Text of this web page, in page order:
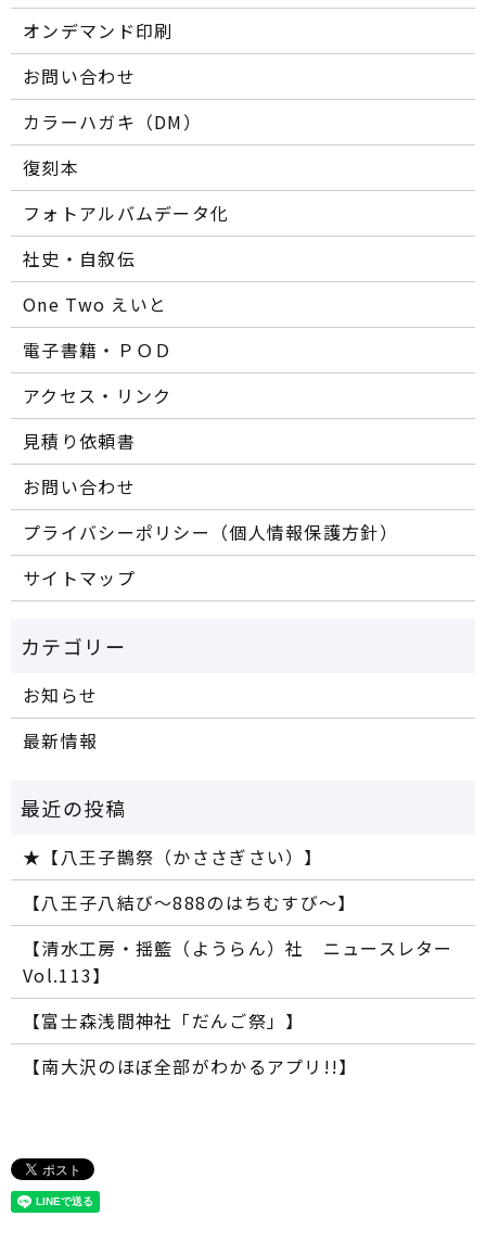
オンデマンド印刷
お問い合わせ
カラーハガキ（DM）
復刻本
フォトアルバムデータ化
社史・自叙伝
One Two えいと
電子書籍・ＰＯＤ
アクセス・リンク
見積り依頼書
お問い合わせ
プライバシーポリシー（個人情報保護方針）
サイトマップ
お知らせ
最新情報
★【八王子鵲祭（かささぎさい）】
【八王子八結び～888のはちむすび～】
【清水工房・揺籃（ようらん）社 ニュースレター
Vol.113】
【富士森浅間神社「だんご祭」】
【南大沢のほぼ全部がわかるアプリ!!】